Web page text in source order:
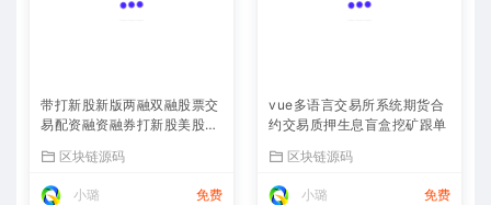
带打新股新版两融双融股票交
易配资融资融券打新股美股港
区块链源码
小璐 免费
vue多语言交易所系统期货合
约交易质押生息盲盒挖矿跟单
区块链源码
小璐 免费